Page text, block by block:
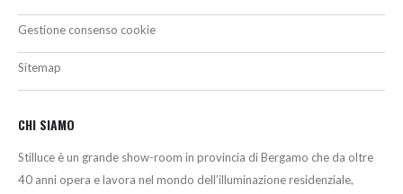
Gestione consenso cookie
Sitemap
CHI SIAMO
Stilluce è un grande show-room in provincia di Bergamo che da oltre
40 anni opera e lavora nel mondo dell’illuminazione residenziale,